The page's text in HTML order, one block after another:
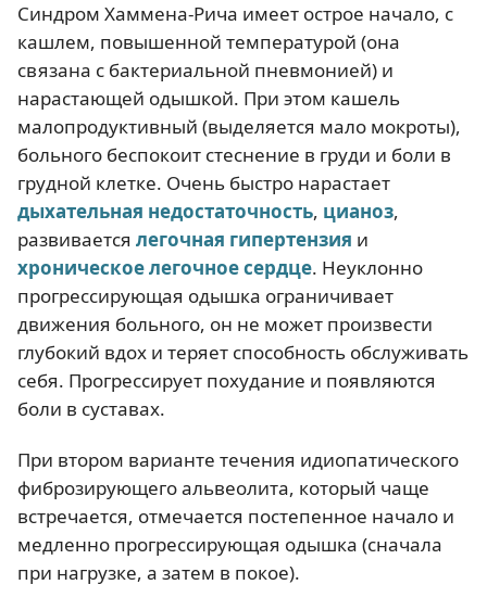
Синдром Хаммена-Рича имеет острое начало, с
кашлем, повышенной температурой (она
связана с бактериальной пневмонией) и
нарастающей одышкой. При этом кашель
малопродуктивный (выделяется мало мокроты),
больного беспокоит стеснение в груди и боли в
грудной клетке. Очень быстро нарастает
дыхательная недостаточность, цианоз,
развивается легочная гипертензия и
хроническое легочное сердце. Неуклонно
прогрессирующая одышка ограничивает
движения больного, он не может произвести
глубокий вдох и теряет способность обслуживать
себя. Прогрессирует похудание и появляются
боли в суставах.
При втором варианте течения идиопатического
фиброзирующего альвеолита, который чаще
встречается, отмечается постепенное начало и
медленно прогрессирующая одышка (сначала
при нагрузке, а затем в покое).